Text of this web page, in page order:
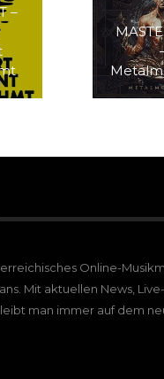
–
Online-
Mit aktuellen News,
man immer auf dem